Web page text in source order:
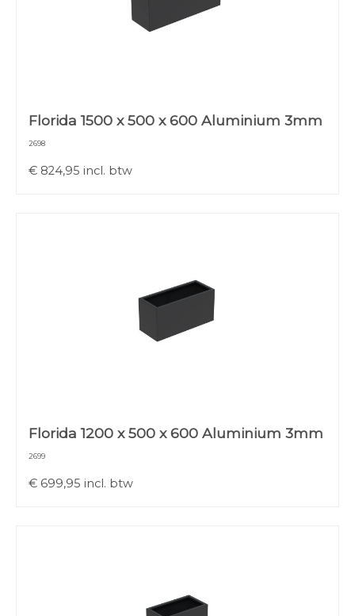
Florida 1500 x 500 x 600 Aluminium 3mm
2698
€ 824,95 incl. btw
Florida 1200 x 500 x 600 Aluminium 3mm
2699
€ 699,95 incl. btw